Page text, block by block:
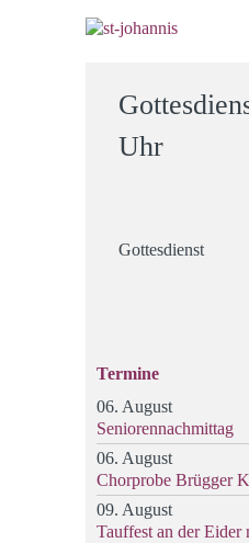
Uhr
Gottesdienst
Termine
06. August
Seniorennachmittag
06. August
Chorprobe Brügger
09. August
Tauffest an der Eider